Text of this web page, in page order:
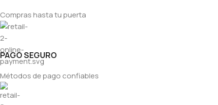
Compras hasta tu puerta
PAGO SEGURO
Métodos de pago confiables